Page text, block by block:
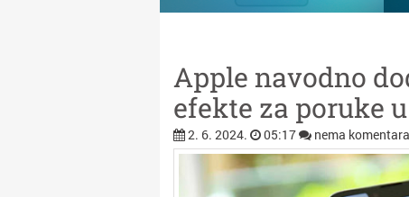
Apple navodno
efekte za poruke u
2. 6. 2024. 05:17 nema komentara